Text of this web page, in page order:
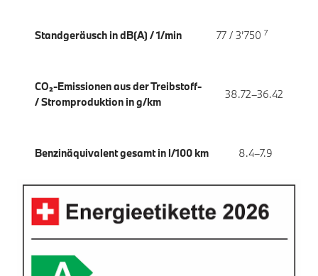
Standgeräusch in dB(A) / 1/min 77 / 3’750 7
CO₂-Emissionen aus der Treibstoff-
/ Stromproduktion in g/km
38.72–36.42
Benzinäquivalent gesamt in l/100 km 8.4–7.9